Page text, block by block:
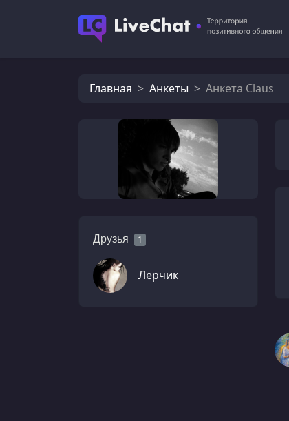
Главная Анкеты Анкета Claus
Друзья 1
Лерчик